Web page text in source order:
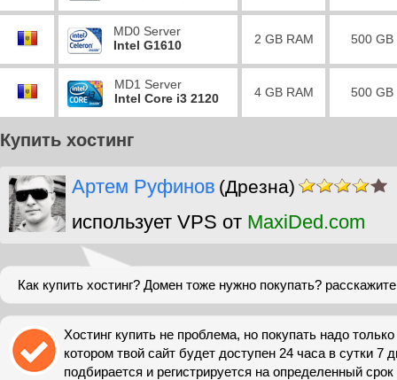
MD0 Server
Intel G1610
2 GB RAM 500 GB
MD1 Server
Intel Core i3 2120
4 GB RAM 500 GB
Купить хостинг
Артем Руфинов (Дрезна)
использует VPS от MaxiDed.com
Как купить хостинг? Домен тоже нужно покупать?
Хостинг купить не проблема, но покупать надо
котором твой сайт будет доступен 24 часа в сутки 7
подбирается и регистрируется на определенный